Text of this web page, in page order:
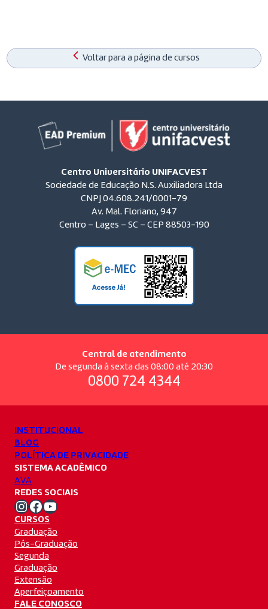
Voltar para a página de cursos
Centro Universitário UNIFACVEST
Sociedade de Educação N.S. Auxiliadora Ltda
CNPJ 04.608.241/0001-79
Av. Mal. Floriano, 947
Centro – Lages – SC – CEP 88503-190
Central de atendimento
De segunda à sexta das 08:00 até 20:30
0800 724 4344
INSTITUCIONAL
BLOG
POLÍTICA DE PRIVACIDADE
SISTEMA ACADÊMICO
AVA
REDES SOCIAIS
Instagram Unifacvest Facebook Unifacvest Youtube Unifacvest
CURSOS
Graduação
Pós-Graduação
Segunda
Graduação
Extensão
Aperfeiçoamento
FALE CONOSCO